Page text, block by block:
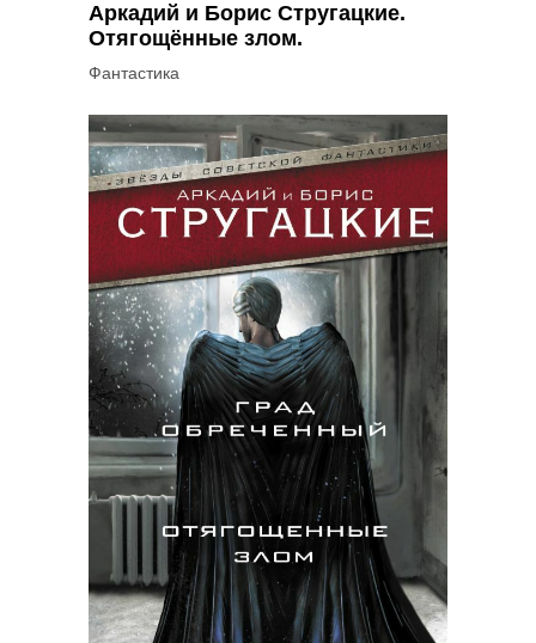
Аркадий и Борис Стругацкие.
Отягощённые злом.
Фантастика